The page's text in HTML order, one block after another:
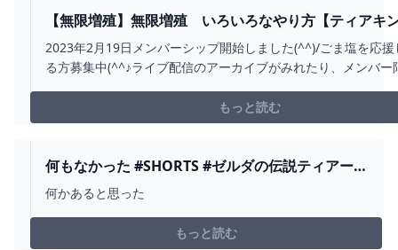
【無限増殖】無限増殖 いろいろなやり方【ティアキ
YOUTUBE
2023年2月19日メンバーシップ開始しました(^^)/ごま塩を応援
る方募集中(^^♪ライブ配信のアーカイブがみれたり、メンバー
https://www.youtube.com/channel/
チャンネル登録＆高評価は...
もっと読む
何もなかった #SHORTS #ゼルダの伝説ティアーズ
オブザキングダム #ティアキン - YOUTUBE
何かあると思った
もっと読む